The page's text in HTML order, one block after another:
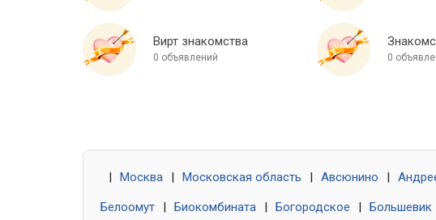
Вирт знакомства
0 объявлений 0
Москва Московская область Авсюнино
Белоомут Биокомбината Богородское Большевик